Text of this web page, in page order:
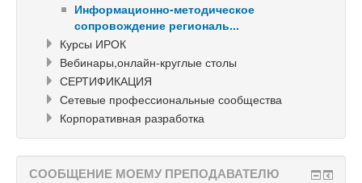
Информационно-методическое
сопровождение региональ...
Курсы ИРОК
Вебинары,онлайн-круглые столы
СЕРТИФИКАЦИЯ
Сетевые профессиональные сообщества
Корпоративная разработка
СООБЩЕНИЕ МОЕМУ ПРЕПОДАВАТЕЛЮ